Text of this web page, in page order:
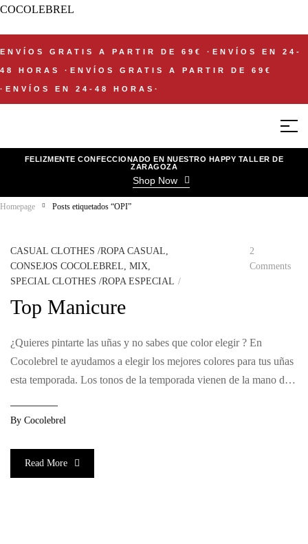
COCOLEBREL
ENVÍOS GRATIS A PARTIR DE 69€ · ENVÍOS EN 24-
48 HORAS · ENVÍOS GRATIS A PARTIR DE 69€
· ENVÍOS EN 24-48 HORAS ·
FELIZMENTE CONFECCIONADO EN NUESTRO HAPPY TALLER DE
ZARAGOZA
Shop Now
Homepage Posts etiquetados “OPI”
CASUAL CLOTHES /ROPA CASUAL
CONSEJOS COCOLEBREL MIX
SPECIAL CLOTHES /ROPA ESPECIAL
2
Comments
Top Manicure
¿Quieres pintarte las uñas y no sabes que color elegir ? En
Cocolebrel te ayudamos a elegir los mejores colores para tus uñas
esta temporada. Los tonos de la temporada vienen de la mano de
de la mano de “essence”. Mi neceser esta lleno de esta […]
By Cocolebrel
Read More